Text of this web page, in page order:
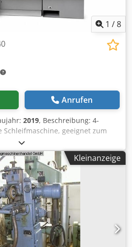
1 /8
Anrufen
2019, Beschreibung: 4-
Schleifmaschine, geeignet zum
von Zahnbrust und Zahnrücken
Kreissägeblättern. Zubehör:
intern Automatische
Span- und
N183
manuelle Feuerlöscheinrichtung, 1
für
80 bis 840 mm Kreissägen-
10 - 300 mm Blattdicke: bis 8 mm
Kleinanzeige